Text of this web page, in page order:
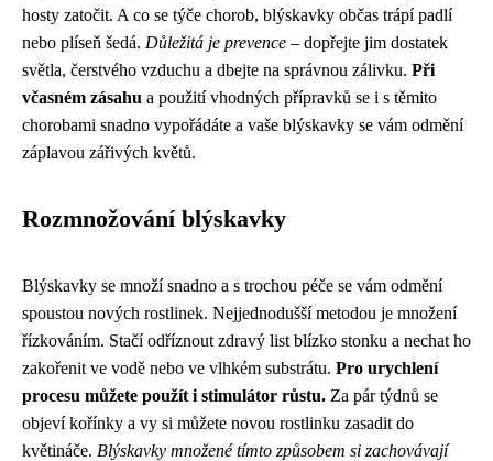
hosty zatočit. A co se týče chorob, blýskavky občas trápí padlí
nebo plíseň šedá. Důležitá je prevence – dopřejte jim dostatek
světla, čerstvého vzduchu a dbejte na správnou zálivku. Při
včasném zásahu a použití vhodných přípravků se i s těmito
chorobami snadno vypořádáte a vaše blýskavky se vám odmění
záplavou zářivých květů.
Rozmnožování blýskavky
Blýskavky se množí snadno a s trochou péče se vám odmění
spoustou nových rostlinek. Nejjednodušší metodou je množení
řízkováním. Stačí odříznout zdravý list blízko stonku a nechat ho
zakořenit ve vodě nebo ve vlhkém substrátu. Pro urychlení
procesu můžete použít i stimulátor růstu. Za pár týdnů se
objeví kořínky a vy si můžete novou rostlinku zasadit do
květináče. Blýskavky množené tímto způsobem si zachovávají